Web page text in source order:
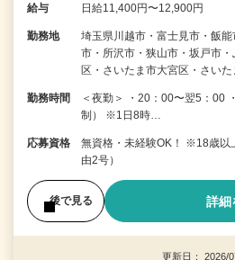
給与 日給11,400円〜12,900円
勤務地
埼玉県川越市・富士見市・飯
市・所沢市・狭山市・坂戸市
区・さいたま市大宮区・さい
勤務時間
＜夜勤＞ ・20：00〜翌5：00
制） ※1日8時…
応募資格
無資格・未経験OK！ ※18歳以
由2号）
後で見る 詳細
更新日： 2026/